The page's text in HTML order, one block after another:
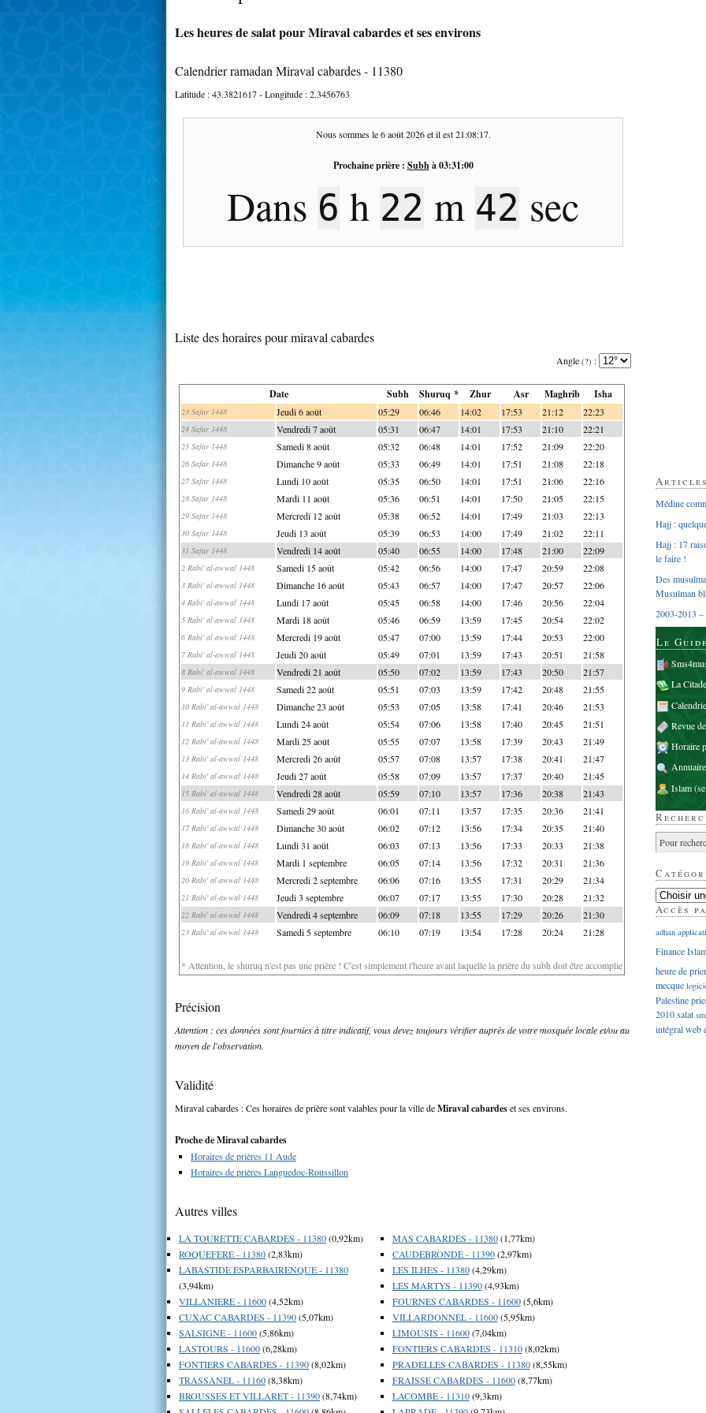
Les heures de salat pour Miraval cabardes et ses environs
Calendrier ramadan Miraval cabardes - 11380
Latitude :43.3821617- Longitude :2.3456763
Nous sommes le6 août 2026et il est21:08:18.
Prochaine prière : Subhà03:31:00
Dans 6 h 22 m 41 sec
Liste des horaires pour miraval cabardes
Angle (?) :
Date Subh Shuruq * Zhur Asr Maghrib Isha
23 Safar 1448 Jeudi 6 août 05:29 06:46 14:02 17:53 21:12 22:23
24 Safar 1448 Vendredi 7 août 05:31 06:47 14:01 17:53 21:10 22:21
25 Safar 1448 Samedi 8 août 05:32 06:48 14:01 17:52 21:09 22:20
26 Safar 1448 Dimanche 9 août 05:33 06:49 14:01 17:51 21:08 22:18
27 Safar 1448 Lundi 10 août 05:35 06:50 14:01 17:51 21:06 22:16
28 Safar 1448 Mardi 11 août 05:36 06:51 14:01 17:50 21:05 22:15
29 Safar 1448 Mercredi 12 août 05:38 06:52 14:01 17:49 21:03 22:13
30 Safar 1448 Jeudi 13 août 05:39 06:53 14:00 17:49 21:02 22:11
31 Safar 1448 Vendredi 14 août 05:40 06:55 14:00 17:48 21:00 22:09
2 Rabi' al-awwal 1448 Samedi 15 août 05:42 06:56 14:00 17:47 20:59 22:08
3 Rabi' al-awwal 1448 Dimanche 16 août 05:43 06:57 14:00 17:47 20:57 22:06
4 Rabi' al-awwal 1448 Lundi 17 août 05:45 06:58 14:00 17:46 20:56 22:04
5 Rabi' al-awwal 1448 Mardi 18 août 05:46 06:59 13:59 17:45 20:54 22:02
6 Rabi' al-awwal 1448 Mercredi 19 août 05:47 07:00 13:59 17:44 20:53 22:00
7 Rabi' al-awwal 1448 Jeudi 20 août 05:49 07:01 13:59 17:43 20:51 21:58
8 Rabi' al-awwal 1448 Vendredi 21 août 05:50 07:02 13:59 17:43 20:50 21:57
9 Rabi' al-awwal 1448 Samedi 22 août 05:51 07:03 13:59 17:42 20:48 21:55
10 Rabi' al-awwal 1448 Dimanche 23 août 05:53 07:05 13:58 17:41 20:46 21:53
11 Rabi' al-awwal 1448 Lundi 24 août 05:54 07:06 13:58 17:40 20:45 21:51
12 Rabi' al-awwal 1448 Mardi 25 août 05:55 07:07 13:58 17:39 20:43 21:49
13 Rabi' al-awwal 1448 Mercredi 26 août 05:57 07:08 13:57 17:38 20:41 21:47
14 Rabi' al-awwal 1448 Jeudi 27 août 05:58 07:09 13:57 17:37 20:40 21:45
15 Rabi' al-awwal 1448 Vendredi 28 août 05:59 07:10 13:57 17:36 20:38 21:43
16 Rabi' al-awwal 1448 Samedi 29 août 06:01 07:11 13:57 17:35 20:36 21:41
17 Rabi' al-awwal 1448 Dimanche 30 août 06:02 07:12 13:56 17:34 20:35 21:40
18 Rabi' al-awwal 1448 Lundi 31 août 06:03 07:13 13:56 17:33 20:33 21:38
19 Rabi' al-awwal 1448 Mardi 1 septembre 06:05 07:14 13:56 17:32 20:31 21:36
20 Rabi' al-awwal 1448 Mercredi 2 septembre 06:06 07:16 13:55 17:31 20:29 21:34
21 Rabi' al-awwal 1448 Jeudi 3 septembre 06:07 07:17 13:55 17:30 20:28 21:32
22 Rabi' al-awwal 1448 Vendredi 4 septembre 06:09 07:18 13:55 17:29 20:26 21:30
23 Rabi' al-awwal 1448 Samedi 5 septembre 06:10 07:19 13:54 17:28 20:24 21:28
* Attention, le shuruq n'est pas une prière ! C'est simplement l'heure avant laquelle la prière du subh doit être accomplie
Précision
Attention : ces données sont fournies à titre indicatif, vous devez toujours vérifier auprès de votre mosquée locale et/ou au
moyen de l'observation.
Validité
Miraval cabardes : Ces horaires de prière sont valables pour la ville deMiraval cabardeset ses environs.
Proche de Miraval cabardes
Horaires de prières 11 Aude
Horaires de prières Languedoc-Roussillon
Autres villes
LA TOURETTE CABARDES - 11380(0,92km)
ROQUEFERE - 11380(2,83km)
LABASTIDE ESPARBAIRENQUE - 11380
(3,94km)
VILLANIERE - 11600(4,52km)
CUXAC CABARDES - 11390(5,07km)
SALSIGNE - 11600(5,86km)
LASTOURS - 11600(6,28km)
FONTIERS CABARDES - 11390(8,02km)
TRASSANEL - 11160(8,38km)
BROUSSES ET VILLARET - 11390(8,74km)
MAS CABARDES - 11380(1,77km)
CAUDEBRONDE - 11390(2,97km)
LES ILHES - 11380(4,29km)
LES MARTYS - 11390(4,93km)
FOURNES CABARDES - 11600(5,6km)
VILLARDONNEL - 11600(5,95km)
LIMOUSIS - 11600(7,04km)
FONTIERS CABARDES - 11310(8,02km)
PRADELLES CABARDES - 11380(8,55km)
FRAISSE CABARDES - 11600(8,77km)
LACOMBE - 11310(9,3km)
Médine
Hajj :
Hajj : 17
le faire !
Des
Musulman
2003-2013 –
Le
La
Revue
Horaire
Islam
Accès
adhan
Finance
heure de
mecque
Palestine
2010salat
intégralweb